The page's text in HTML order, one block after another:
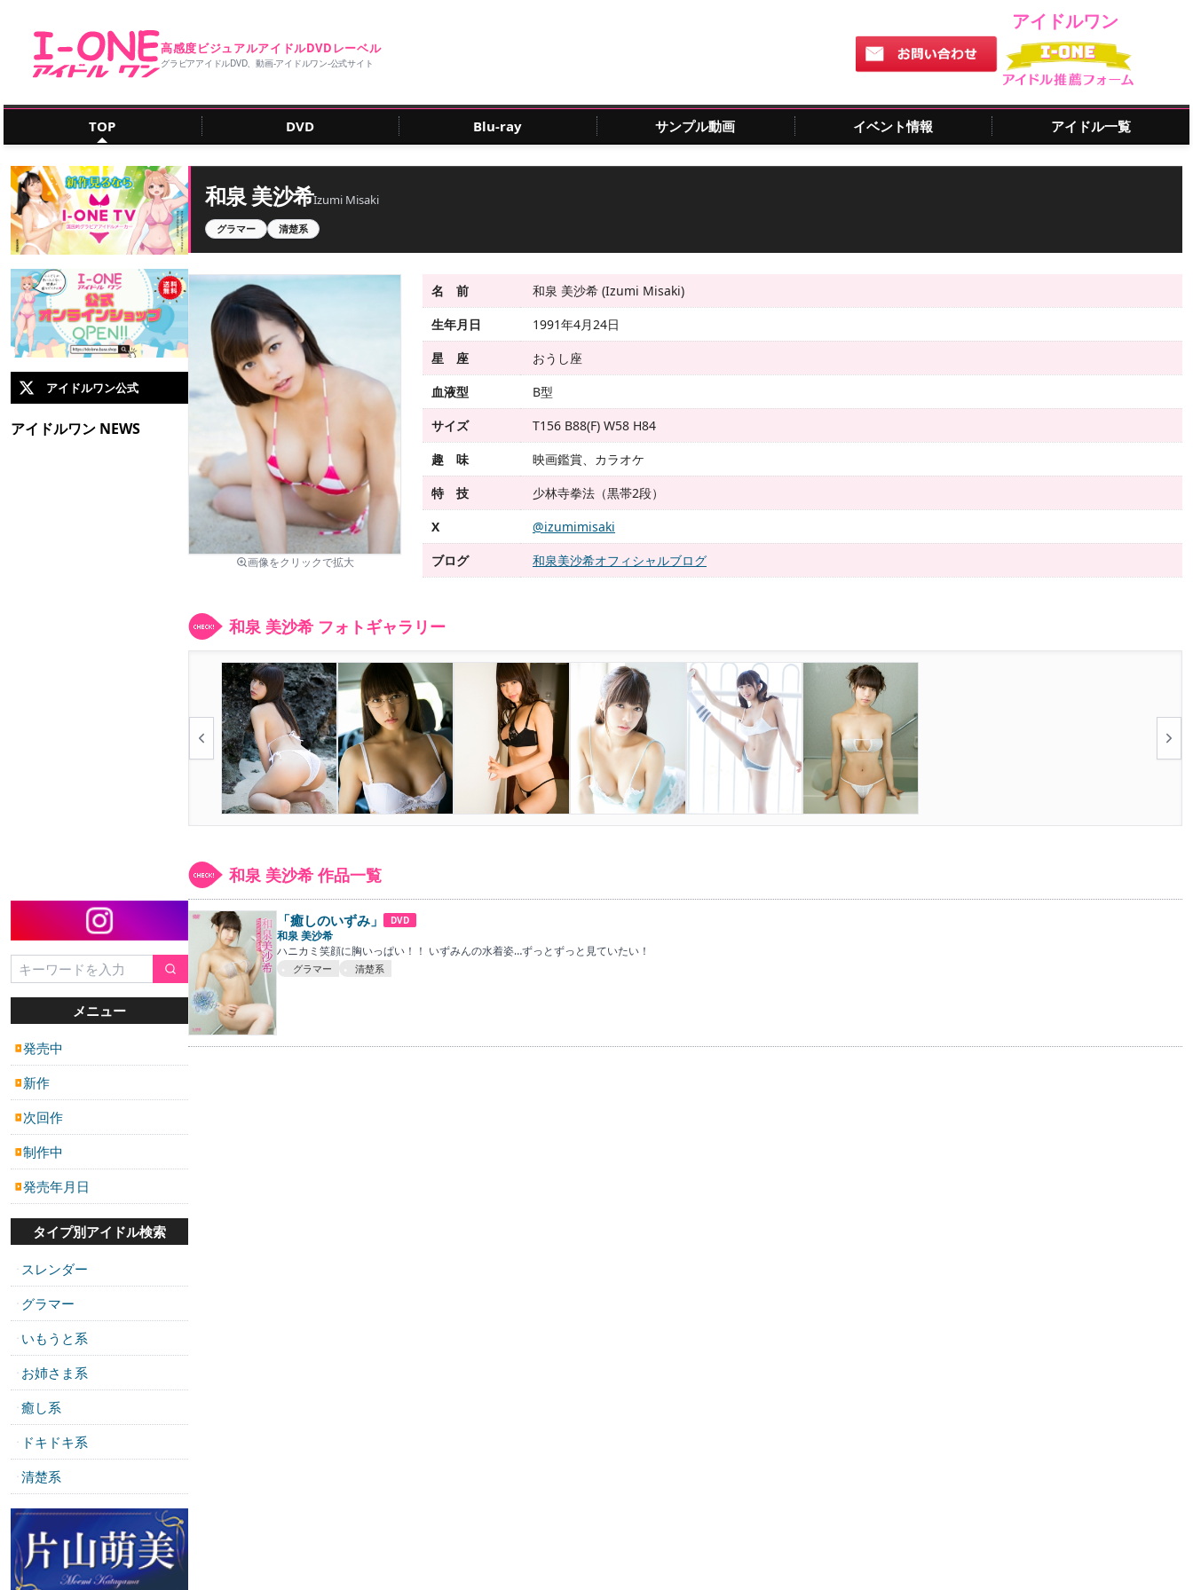
高感度ビジュアルアイドルDVDレーベル
グラビアアイドルDVD、動画‐アイドルワン‐公式サイト
アイドルワン
TOP DVD Blu-ray サンプル動画 イベント情報 アイドル一覧
アイドルワン公式
アイドルワン NEWS
メニュー
▶発売中
▶ 新作
▶ 次回作
▶制作中
▶発売年月日
タイプ別アイドル検索
・ スレンダー
・ グラマー
・ いもうと系
・ お姉さま系
・ 癒し系
・ ドキドキ系
・ 清楚系
和泉 美沙希Izumi Misaki
グラマー 清楚系
画像をクリックで拡大
名 前
和泉 美沙希 (Izumi Misaki)
生年月日
1991年4月24日
星 座
おうし座
血液型
B型
サイズ
T156 B88(F) W58 H84
趣 味
映画鑑賞、カラオケ
特 技
少林寺拳法（黒帯2段）
X
@izumimisaki
ブログ
和泉美沙希オフィシャルブログ
和泉 美沙希 フォトギャラリー
和泉 美沙希 作品一覧
「癒しのいずみ」 DVD
和泉 美沙希
ハニカミ笑顔に胸いっぱい！！ いずみんの水着姿…ずっとずっと見ていたい！
グラマー 清楚系